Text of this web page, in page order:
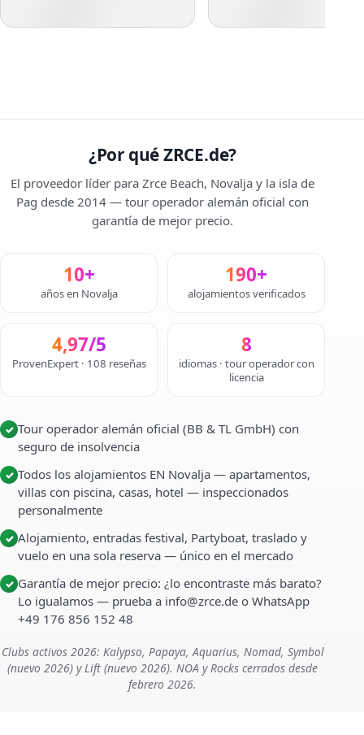
¿Por qué ZRCE.de?
El proveedor líder para Zrce Beach, Novalja y la isla de
Pag desde 2014 — tour operador alemán oficial con
garantía de mejor precio.
10+
años en Novalja
190+
alojamientos verificados
4,97/5
ProvenExpert · 108 reseñas
8
idiomas · tour operador con
licencia
✓ Tour operador alemán oficial (BB & TL GmbH) con
seguro de insolvencia
✓ Todos los alojamientos EN Novalja — apartamentos,
villas con piscina, casas, hotel — inspeccionados
personalmente
✓ Alojamiento, entradas festival, Partyboat, traslado y
vuelo en una sola reserva — único en el mercado
✓ Garantía de mejor precio: ¿lo encontraste más barato?
Lo igualamos — prueba a info@zrce.de o WhatsApp
+49 176 856 152 48
Clubs activos 2026: Kalypso, Papaya, Aquarius, Nomad, Symbol
(nuevo 2026) y Lift (nuevo 2026). NOA y Rocks cerrados desde
febrero 2026.